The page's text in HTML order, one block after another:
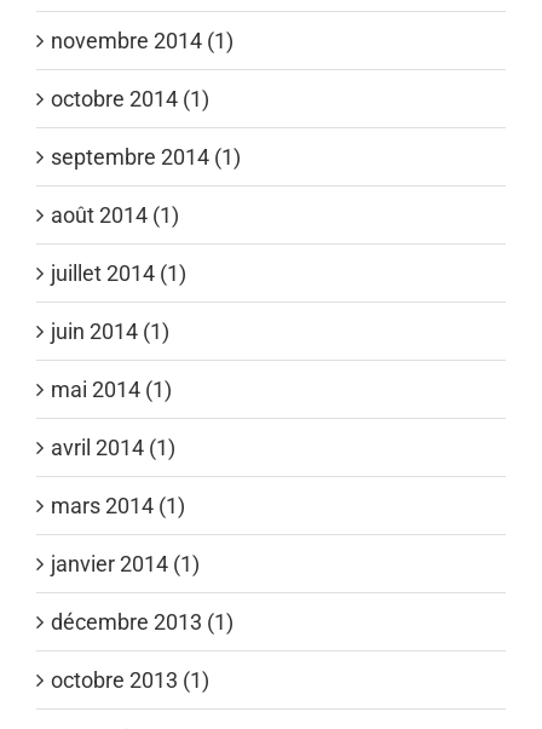
novembre 2014 (1)
octobre 2014 (1)
septembre 2014 (1)
août 2014 (1)
juillet 2014 (1)
juin 2014 (1)
mai 2014 (1)
avril 2014 (1)
mars 2014 (1)
janvier 2014 (1)
décembre 2013 (1)
octobre 2013 (1)